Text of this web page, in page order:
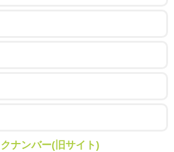
ナンバー(旧サイト)